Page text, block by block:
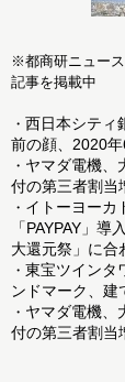
※都商研ニュー
記事を掲載中
・ 西日本シティ
前の顔、2020
・ ヤマダ電機、
付の第三者割当
・ イトーヨーカ
「PAYPAY」
大還元祭」に合
・ 東宝ツインタ
ンドマーク、建
・ ヤマダ電機、
付の第三者割当